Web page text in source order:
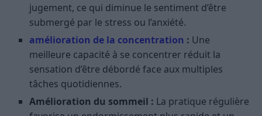
jugement, ce qui diminue le sentiment d’être
submergé par le stress ou l’anxiété.
amélioration de la concentration : Une
meilleure capacité à se concentrer réduit la
sensation d’être débordé face aux multiples
tâches quotidiennes.
Amélioration du sommeil : La pratique régulière